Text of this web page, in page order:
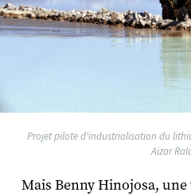
Projet pilote d'industrialisation du
Aizar
Mais Benny Hinojosa,